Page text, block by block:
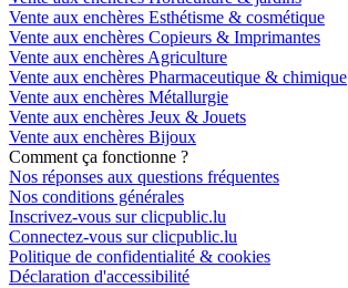
Vente aux enchères Esthétisme & cosmétique
Vente aux enchères Copieurs & Imprimantes
Vente aux enchères Agriculture
Vente aux enchères Pharmaceutique & chimique
Vente aux enchères Métallurgie
Vente aux enchères Jeux & Jouets
Vente aux enchères Bijoux
Comment ça fonctionne ?
Nos réponses aux questions fréquentes
Nos conditions générales
Inscrivez-vous sur clicpublic.lu
Connectez-vous sur clicpublic.lu
Politique de confidentialité & cookies
Déclaration d'accessibilité